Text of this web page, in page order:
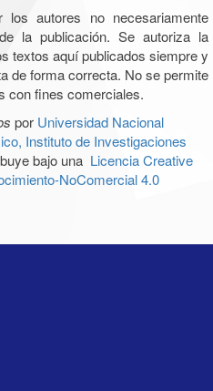
los autores no necesariamente
la publicación. Se autoriza la
textos aquí publicados siempre y
de forma correcta. No se permite
con fines comerciales.
por Universidad Nacional
Instituto de Investigaciones
bajo una Licencia Creative
NoComercial 4.0